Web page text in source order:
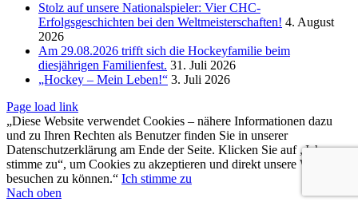
Stolz auf unsere Nationalspieler: Vier CHC-
Erfolgsgeschichten bei den Weltmeisterschaften! 4. August
2026
Am 29.08.2026 trifft sich die Hockeyfamilie beim
diesjährigen Familienfest. 31. Juli 2026
„Hockey – Mein Leben!“ 3. Juli 2026
Page load link
„Diese Website verwendet Cookies – nähere Informationen dazu
und zu Ihren Rechten als Benutzer finden Sie in unserer
Datenschutzerklärung am Ende der Seite. Klicken Sie auf „Ich
stimme zu“, um Cookies zu akzeptieren und direkt unsere Website
besuchen zu können.“ Ich stimme zu
Nach oben